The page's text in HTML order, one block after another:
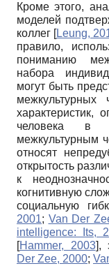
Кроме этого,
моделей
коллег [Leung,
правило,
пониманию
набора
могут быть
межкультурных
характеристик,
человека в
межкультурным
относят
открытость
к
когнитивную
социальную
2001; Van Der
intelligence: Its,
[Hammer, 2003],
Der Zee, 2000;